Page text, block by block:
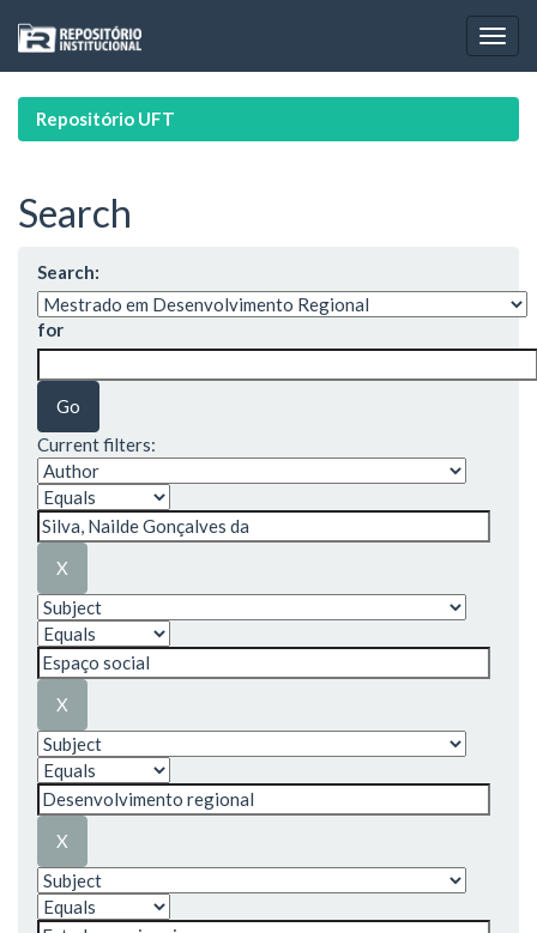
navigation
Repositório UFT
Search
Search:
for
Current filters: